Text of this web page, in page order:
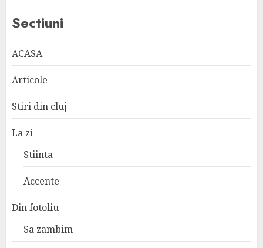
Sectiuni
ACASA
Articole
Stiri din cluj
La zi
Stiinta
Accente
Din fotoliu
Sa zambim